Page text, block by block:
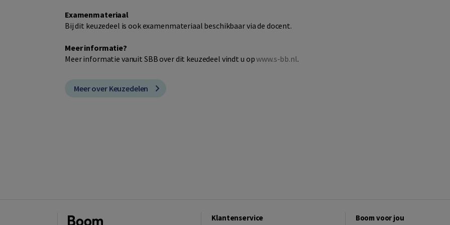
Examenmateriaal
Bij dit keuzedeel is ook examenmateriaal beschikbaar via de docent.
Meer informatie?
Meer informatie vanuit SBB over dit keuzedeel vindt u opwww.s-bb.nl.
Meer over Keuzedelen
Klantenservice Boom voor jou